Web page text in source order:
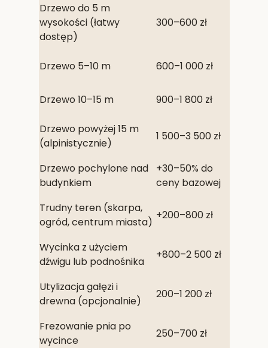
Drzewo do 5 m
wysokości (łatwy
dostęp)
300–600 zł
Drzewo 5–10 m 600–1 000 zł
Drzewo 10–15 m 900–1 800 zł
Drzewo powyżej 15 m
(alpinistycznie)
1 500–3 500 zł
Drzewo pochylone nad
budynkiem
+30–50% do
ceny bazowej
Trudny teren (skarpa,
ogród, centrum miasta)
+200–800 zł
Wycinka z użyciem
dźwigu lub podnośnika
+800–2 500 zł
Utylizacja gałęzi i
drewna (opcjonalnie)
200–1 200 zł
Frezowanie pnia po
wycince
250–700 zł